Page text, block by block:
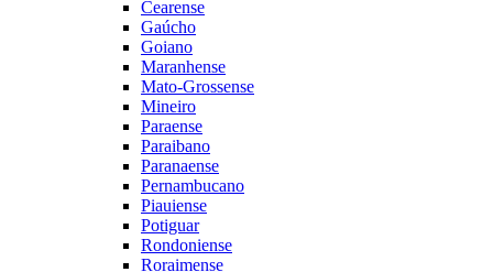
Cearense
Gaúcho
Goiano
Maranhense
Mato-Grossense
Mineiro
Paraense
Paraibano
Paranaense
Pernambucano
Piauiense
Potiguar
Rondoniense
Roraimense